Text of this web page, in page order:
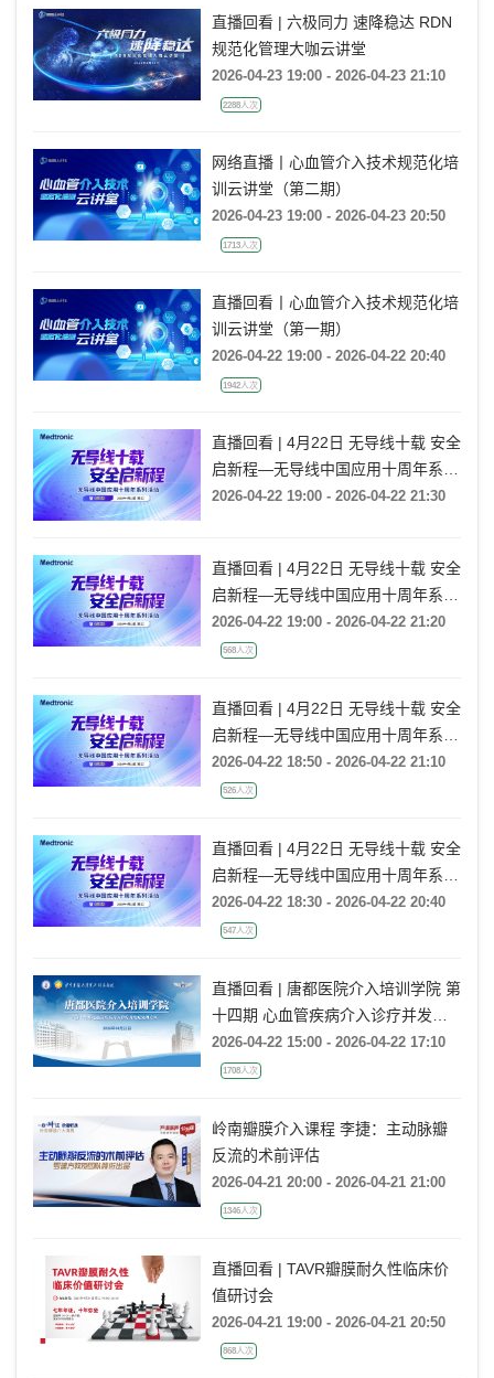
直播回看 | 六极同力 速降稳达 RDN
规范化管理大咖云讲堂
2026-04-23 19:00 - 2026-04-23 21:10
2288人次
网络直播丨心血管介入技术规范化培
训云讲堂（第二期）
2026-04-23 19:00 - 2026-04-23 20:50
1713人次
直播回看丨心血管介入技术规范化培
训云讲堂（第一期）
2026-04-22 19:00 - 2026-04-22 20:40
1942人次
直播回看 | 4月22日 无导线十载 安全
启新程—无导线中国应用十周年系列
活动
2026-04-22 19:00 - 2026-04-22 21:30
直播回看 | 4月22日 无导线十载 安全
启新程—无导线中国应用十周年系列
活动
2026-04-22 19:00 - 2026-04-22 21:20
568人次
直播回看 | 4月22日 无导线十载 安全
启新程—无导线中国应用十周年系列
活动
2026-04-22 18:50 - 2026-04-22 21:10
526人次
直播回看 | 4月22日 无导线十载 安全
启新程—无导线中国应用十周年系列
活动
2026-04-22 18:30 - 2026-04-22 20:40
547人次
直播回看 | 唐都医院介入培训学院 第
十四期 心血管疾病介入诊疗并发症
处理专场
2026-04-22 15:00 - 2026-04-22 17:10
1708人次
岭南瓣膜介入课程 李捷：主动脉瓣
反流的术前评估
2026-04-21 20:00 - 2026-04-21 21:00
1346人次
直播回看 | TAVR瓣膜耐久性临床价
值研讨会
2026-04-21 19:00 - 2026-04-21 20:50
868人次